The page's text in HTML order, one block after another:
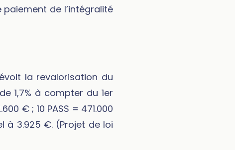
de l’intégralité
la revalorisation du
1,7% à compter du 1er
€ ; 10 PASS = 471.000
à 3.925 €. (Projet de loi